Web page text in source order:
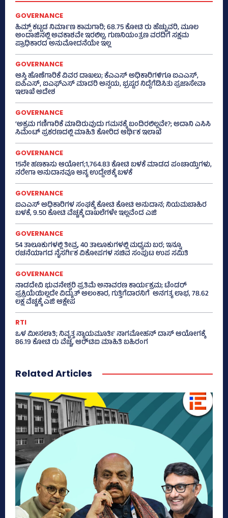
GOVERNANCE
ಹಿಮ್ಸ್‌ ಕಟ್ಟಡ ನಿರ್ಮಾಣ ಕಾಮಗಾರಿ; 68.75 ಕೋಟಿ ರು ಹೆಚ್ಚುವರಿ, ಮೂಲ
ಅಂದಾಜಿನಲ್ಲಿ ಅವಕಾಶವೇ ಇರಲಿಲ್ಲ, ಗುಣನಿಯಂತ್ರಣ ವರದಿಗೆ ಸಕ್ಷಮ
ಪ್ರಾಧಿಕಾರದ ಅನುಮೋದನೆಯೇ ಇಲ್ಲ
GOVERNANCE
ಆಸ್ತಿ ಹೊಣೆಗಾರಿಕೆ ವಿವರ ದಾಖಲು; ಕೆಎಎಸ್ ಅಧಿಕಾರಿಗಳಿಗೂ ಐಎಎಸ್‌,
ಐಪಿಎಸ್‌, ಐಎಫ್‌ಎಸ್‌ ಮಾದರಿ ಅನ್ವಯ, ಭ್ರಷ್ಟರ ನಿದ್ದೆಗೆಡಿಸಿತು ಪ್ರಜಾಸೇವಾ
ಇಲಾಖೆ ಆದೇಶ
GOVERNANCE
‘ಅಕ್ರಮ ಗಣಿಗಾರಿಕೆ ಮಾಡಿರುವುದು ಗಮನಕ್ಕೆ ಬಂದಿರಲಿಲ್ಲವೇ?; ಅದಾನಿ ಎಸಿಸಿ
ಸಿಮೆಂಟ್ ಪ್ರಕರಣದಲ್ಲಿ ಮಾಹಿತಿ ಕೋರಿದ ಆರ್ಥಿಕ ಇಲಾಖೆ
GOVERNANCE
15ನೇ ಹಣಕಾಸು ಆಯೋಗ;1,764.83 ಕೋಟಿ ಬಳಕೆ ಮಾಡದ ಪಂಚಾಯ್ತಿಗಳು,
ನರೇಗಾ ಅನುದಾನವೂ ಅನ್ಯ ಉದ್ದೇಶಕ್ಕೆ ಬಳಕೆ
GOVERNANCE
ಐಎಎಸ್‌ ಅಧಿಕಾರಿಗಳ ಸಂಘಕ್ಕೆ ಕೋಟಿ ಕೋಟಿ ಅನುದಾನ; ನಿಯಮಬಾಹಿರ
ಬಳಕೆ, 9.50 ಕೋಟಿ ವೆಚ್ಚಕ್ಕೆ ದಾಖಲೆಗಳೇ ಇಲ್ಲವೆಂದ ಎಜಿ
GOVERNANCE
54 ತಾಲೂಕುಗಳಲ್ಲಿ ತೀವ್ರ, 40 ತಾಲೂಕುಗಳಲ್ಲಿ ಮಧ್ಯಮ ಬರ; ಇನ್ನೂ
ರಚನೆಯಾಗದ ನೈಸರ್ಗಿಕ ವಿಕೋಪಗಳ ಸಚಿವ ಸಂಪುಟ ಉಪ ಸಮಿತಿ
GOVERNANCE
ನಾಡದೇವಿ ಭುವನೇಶ್ವರಿ ಪ್ರತಿಮೆ ಅನಾವರಣ ಕಾರ್ಯಕ್ರಮ; ಟೆಂಡರ್
ಪ್ರಕ್ರಿಯೆಯಿಲ್ಲದೇ ವಿದ್ಯುತ್‌ ಅಲಂಕಾರ, ಗುತ್ತಿಗೆದಾರನಿಗೆ ಅನಗತ್ಯ ಲಾಭ, 78.62
ಲಕ್ಷ ವೆಚ್ಚಕ್ಕೆ ಎಜಿ ಆಕ್ಷೇಪ
RTI
ಒಳ ಮೀಸಲಾತಿ; ನಿವೃತ್ತ ನ್ಯಾಯಮೂರ್ತಿ ನಾಗಮೋಹನ್ ದಾಸ್ ಆಯೋಗಕ್ಕೆ
86.19 ಕೋಟಿ ರು ವೆಚ್ಚ, ಆರ್‍‌ಟಿಐ ಮಾಹಿತಿ ಬಹಿರಂಗ
Related Articles